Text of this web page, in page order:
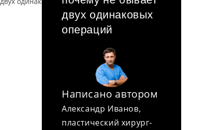
двух одинаковых
операций
Написано автором
Александр Иванов,
пластический хирург-